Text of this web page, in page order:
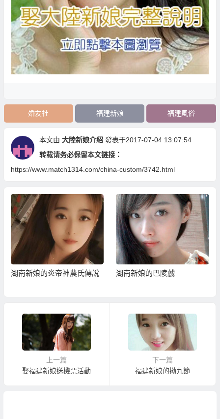
婚友社 福建新娘 福建風俗
本文由 大陸新娘介紹 發表于2017-07-04 13:07:54
转载请务必保留本文链接：
https://www.match1314.com/china-custom/3742.html
湖南新娘的巴陵戲 湖南新娘的望城剪紙
上一篇
娶福建新娘送機票活動
下一篇
福建新娘的拗九節